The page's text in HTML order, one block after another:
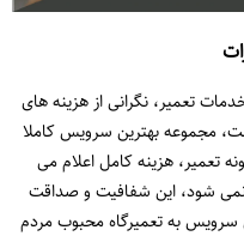
تعمیر، نگرانی از هزینه های
مجموعه بهترین سرویس کاملا
هزینه کامل اعلام می
شود، این شفافیت و صداقت
سرویس به تعمیرگاه محبوب مردم